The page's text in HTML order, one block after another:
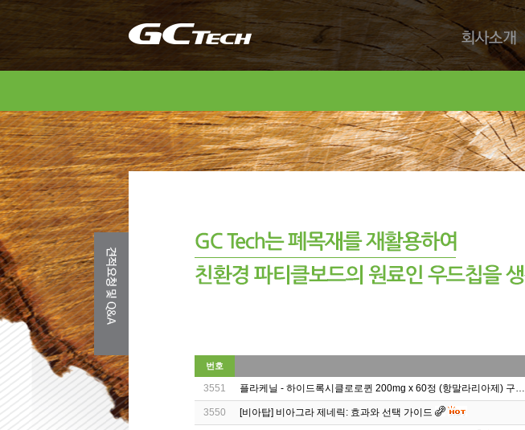
회사소개
번호
3551 플라케닐 - 하이드록시클로로퀸 200mg x 60정 (항말라리아제) 구…
3550 [비아탑] 비아그라 제네릭: 효과와 선택 가이드